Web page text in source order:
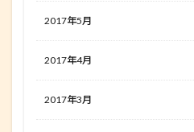
2017年5月
2017年4月
2017年3月